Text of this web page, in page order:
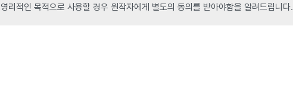
영리적인 목적으로 사용할 경우 원작자에게 별도의 동의를 받아야함을 알려드립니다.